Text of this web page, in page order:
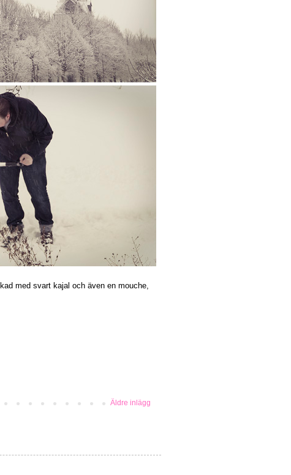
med svart kajal och även en mouche,
Äldre inlägg